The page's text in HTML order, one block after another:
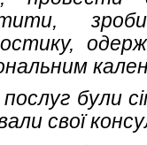
були
свої